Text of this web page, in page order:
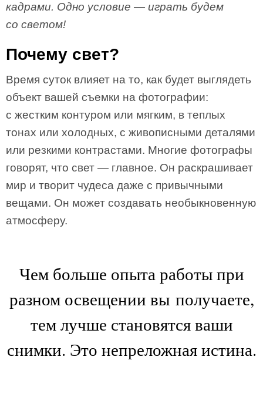
кадрами. Одно условие — играть будем
со светом!
Почему свет?
Время суток влияет на то, как будет выглядеть
объект вашей съемки на фотографии:
с жестким контуром или мягким, в теплых
тонах или холодных, с живописными деталями
или резкими контрастами. Многие фотографы
говорят, что свет — главное. Он раскрашивает
мир и творит чудеса даже с привычными
вещами. Он может создавать необыкновенную
атмосферу.
Чем больше опыта работы при
разном освещении вы получаете,
тем лучше становятся ваши
снимки. Это непреложная истина.